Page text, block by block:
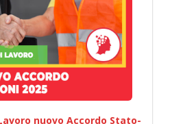
nuovo Accordo Stato-